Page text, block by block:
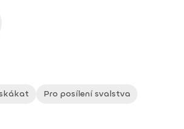
Pro posílení svalstva